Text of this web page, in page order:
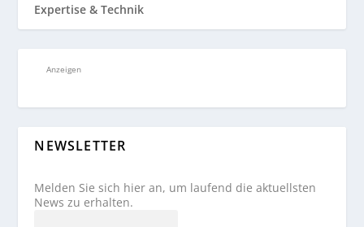
Expertise & Technik
Anzeigen
NEWSLETTER
Melden Sie sich hier an, um laufend die aktuellsten
News zu erhalten.